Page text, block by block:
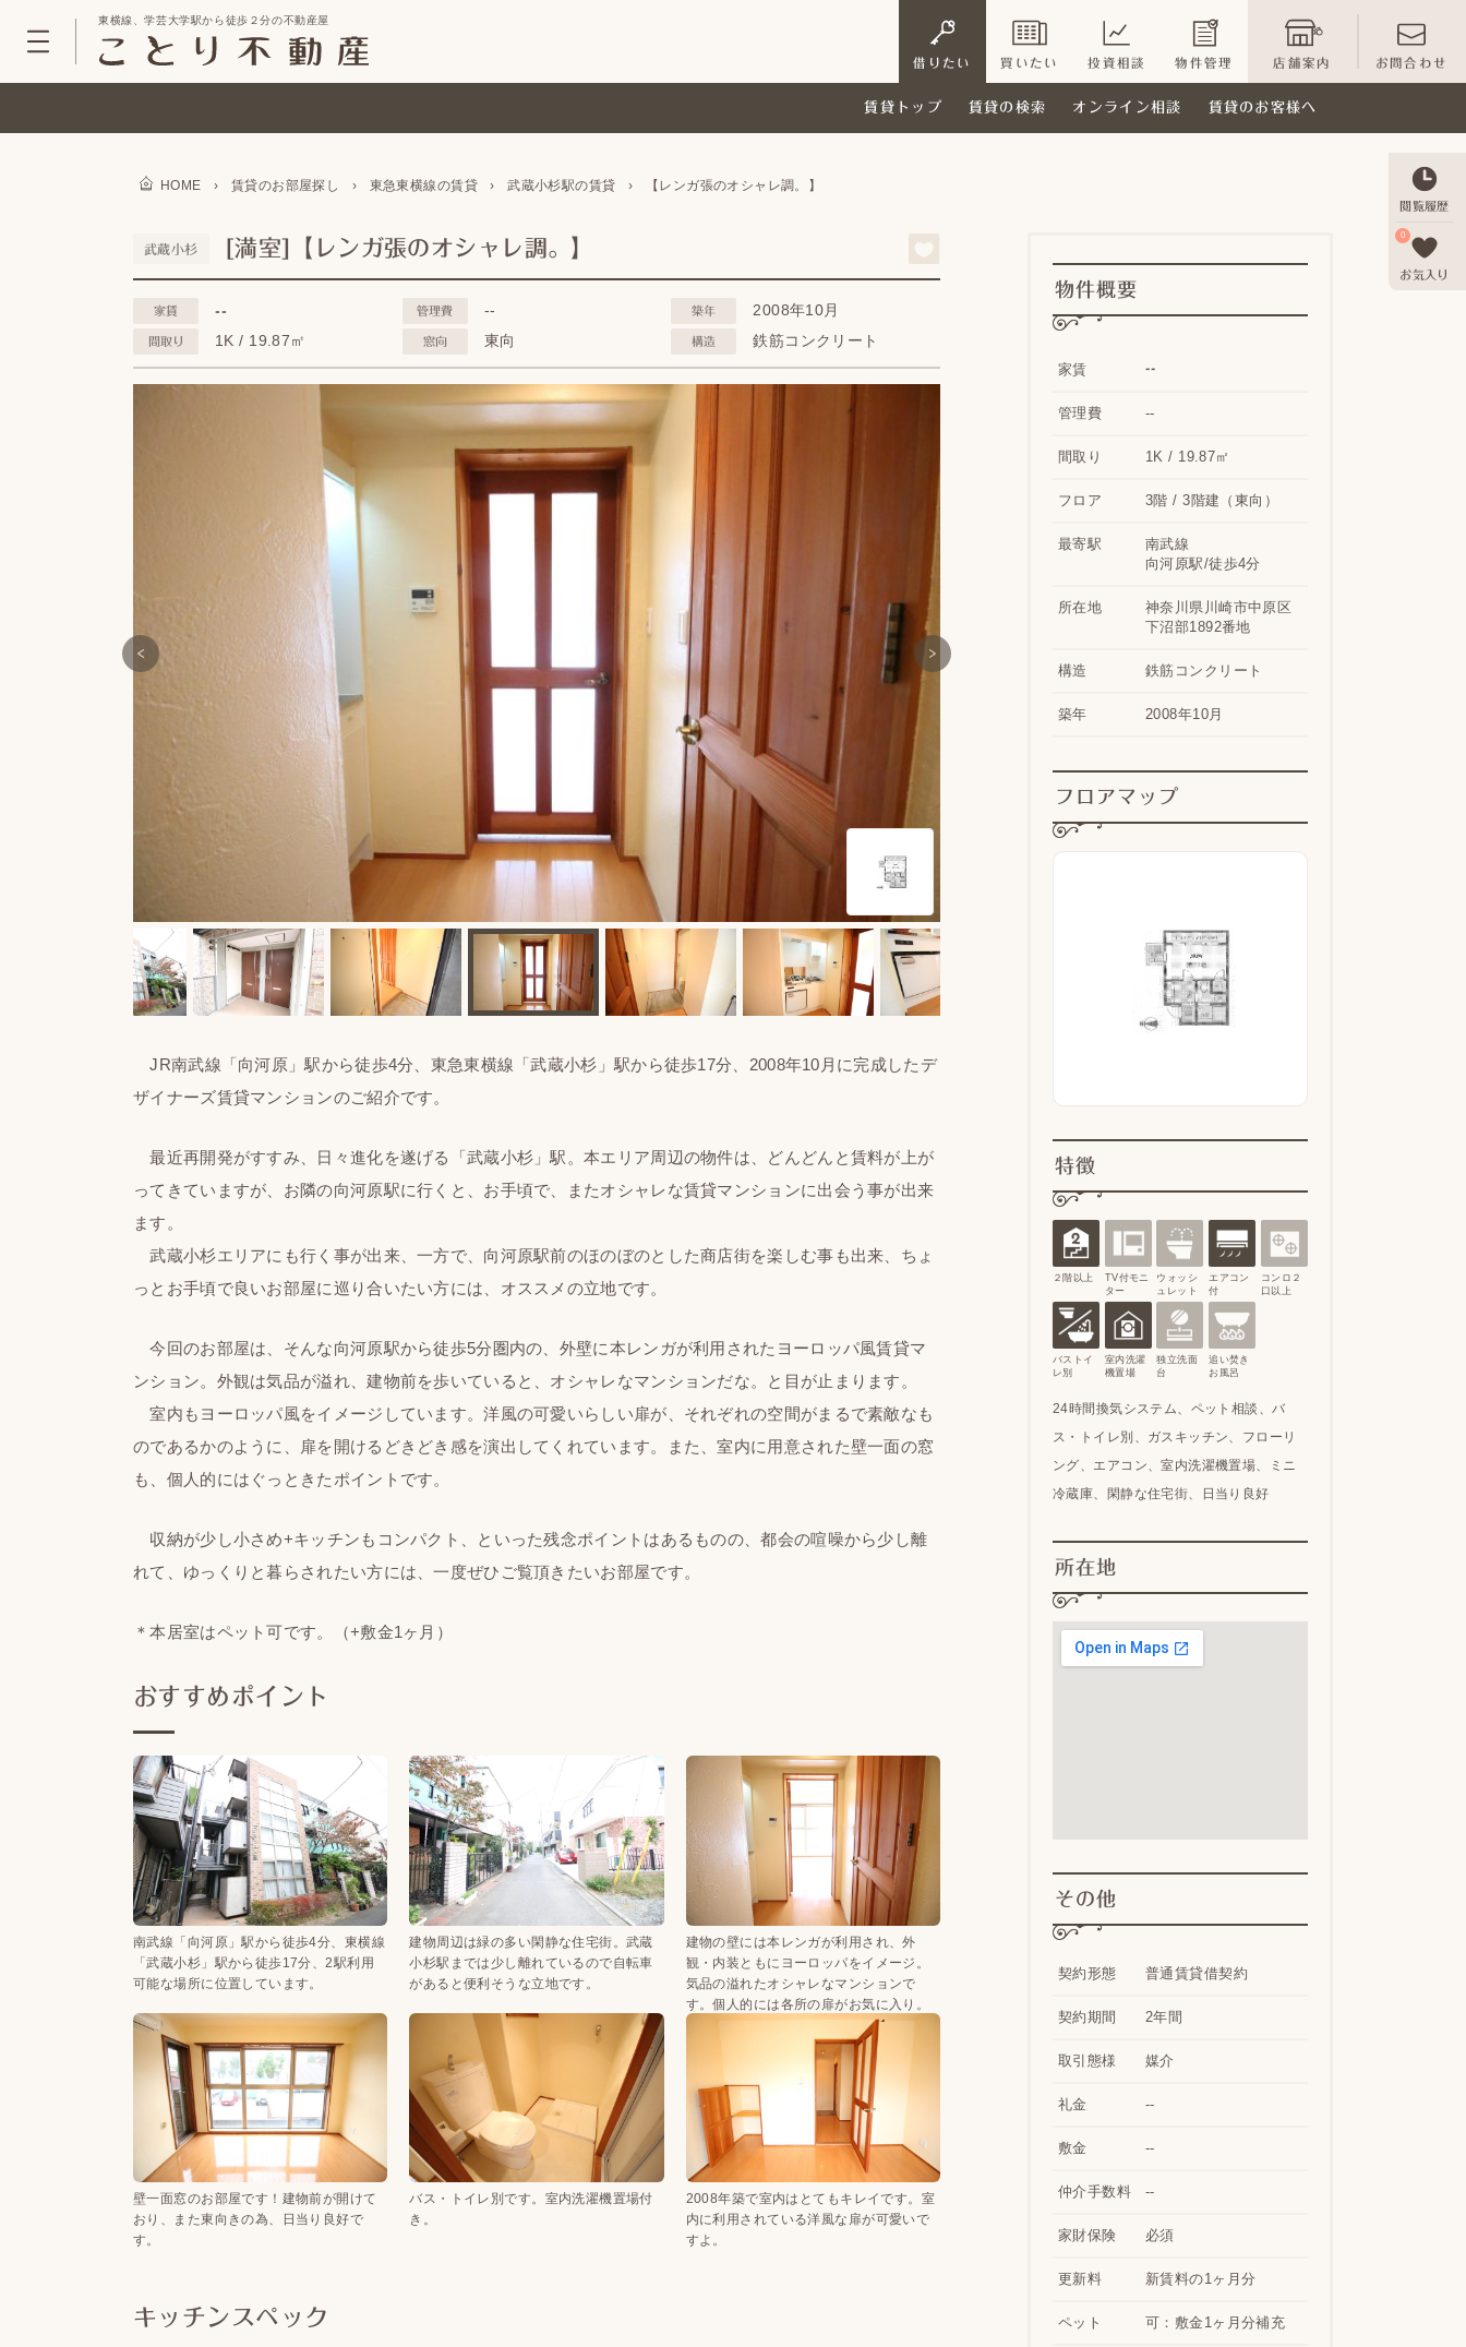
東横線、学芸大学駅から徒歩２分の不動産屋
借りたい 買いたい 投資相談 物件管理 店舗案内 お問合わせ
賃貸トップ 賃貸の検索 オンライン相談 賃貸のお客様へ
閲覧履歴
0
お気入り
HOME › 賃貸のお部屋探し › 東急東横線の賃貸 › 武蔵小杉駅の賃貸 › 【レンガ張のオシャレ調。】
武蔵小杉 [満室]【レンガ張のオシャレ調。】
家賃 -- 管理費 -- 築年 2008年10月
間取り 1K / 19.87㎡ 窓向 東向 構造 鉄筋コンクリート
JR南武線「向河原」駅から徒歩4分、東急東横線「武蔵小杉」駅から徒歩17分、2008年10月に完成したデ
ザイナーズ賃貸マンションのご紹介です。
最近再開発がすすみ、日々進化を遂げる「武蔵小杉」駅。本エリア周辺の物件は、どんどんと賃料が上が
ってきていますが、お隣の向河原駅に行くと、お手頃で、またオシャレな賃貸マンションに出会う事が出来
ます。
武蔵小杉エリアにも行く事が出来、一方で、向河原駅前のほのぼのとした商店街を楽しむ事も出来、ちょ
っとお手頃で良いお部屋に巡り合いたい方には、オススメの立地です。
今回のお部屋は、そんな向河原駅から徒歩5分圏内の、外壁に本レンガが利用されたヨーロッパ風賃貸マ
ンション。外観は気品が溢れ、建物前を歩いていると、オシャレなマンションだな。と目が止まります。
室内もヨーロッパ風をイメージしています。洋風の可愛いらしい扉が、それぞれの空間がまるで素敵なも
のであるかのように、扉を開けるどきどき感を演出してくれています。また、室内に用意された壁一面の窓
も、個人的にはぐっときたポイントです。
収納が少し小さめ+キッチンもコンパクト、といった残念ポイントはあるものの、都会の喧噪から少し離
れて、ゆっくりと暮らされたい方には、一度ぜひご覧頂きたいお部屋です。
＊本居室はペット可です。（+敷金1ヶ月）
おすすめポイント
南武線「向河原」駅から徒歩4分、東横線
「武蔵小杉」駅から徒歩17分、2駅利用
可能な場所に位置しています。
建物周辺は緑の多い閑静な住宅街。武蔵
小杉駅までは少し離れているので自転車
があると便利そうな立地です。
建物の壁には本レンガが利用され、外
観・内装ともにヨーロッパをイメージ。
気品の溢れたオシャレなマンションで
す。個人的には各所の扉がお気に入り。
壁一面窓のお部屋です！建物前が開けて
おり、また東向きの為、日当り良好で
す。
バス・トイレ別です。室内洗濯機置場付
き。
2008年築で室内はとてもキレイです。室
内に利用されている洋風な扉が可愛いで
すよ。
キッチンスペック
物件概要
家賃 --
管理費 --
間取り 1K / 19.87㎡
フロア 3階 / 3階建（東向）
最寄駅
南武線
向河原駅/徒歩4分
所在地
神奈川県川崎市中原区
下沼部1892番地
構造 鉄筋コンクリート
築年 2008年10月
フロアマップ
特徴
２階以上
TV付モニ
ター
ウォッシ
ュレット
エアコン
付
コンロ２
口以上
バストイ
レ別
室内洗濯
機置場
独立洗面
台
追い焚き
お風呂
24時間換気システム、ペット相談、バ
ス・トイレ別、ガスキッチン、フローリ
ング、エアコン、室内洗濯機置場、ミニ
冷蔵庫、閑静な住宅街、日当り良好
所在地
その他
契約形態 普通賃貸借契約
契約期間 2年間
取引態様 媒介
礼金 --
敷金 --
仲介手数料 --
家財保険 必須
更新料 新賃料の1ヶ月分
ペット 可：敷金1ヶ月分補充